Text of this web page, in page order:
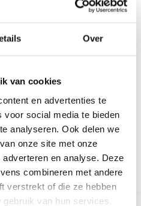
Over
van cookies
en advertenties te
voor social media te bieden
analyseren. Ook delen we
onze site met onze
en analyse. Deze
combineren met andere
verstrekt of die ze hebben
van hun services.
Het komt eerst in
daarna in de dunne darm
volledig uitgescheiden,
galstenen niet goed uit
dan een gelige
of icterus wordt
in het bloed betekent
Een verhoogd
Nationale
Gezondheidscheck-
up
€ 189,- € 129,-